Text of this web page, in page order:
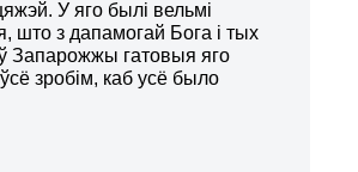
У яго былі вельмі
што з дапамогай Бога і тых
Запарожжы гатовыя яго
зробім, каб усё было